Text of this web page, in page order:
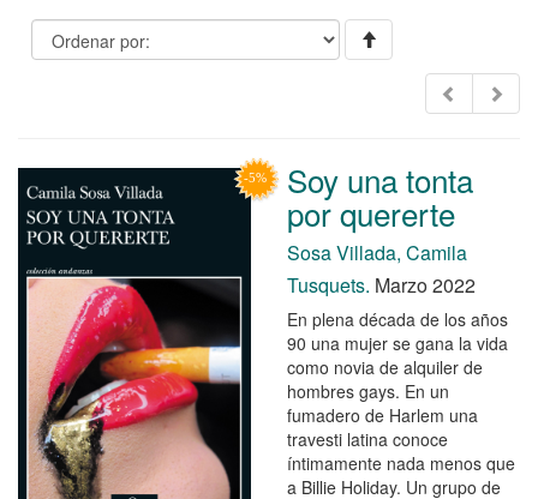
Soy una tonta
por quererte
Sosa Villada, Camila
Tusquets. Marzo 2022
En plena década de los años
90 una mujer se gana la vida
como novia de alquiler de
hombres gays. En un
fumadero de Harlem una
travesti latina conoce
íntimamente nada menos que
a Billie Holiday. Un grupo de